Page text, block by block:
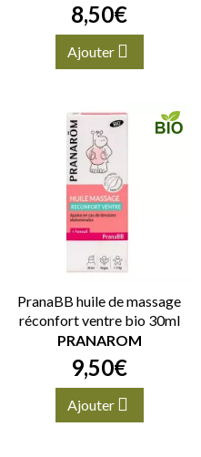
8,50€
Ajouter
PranaBB huile de massage
réconfort ventre bio 30ml
PRANAROM
9,50€
Ajouter